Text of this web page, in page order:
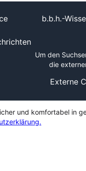
b.b.h.-
Um den
die
Externe
und komfortabel in